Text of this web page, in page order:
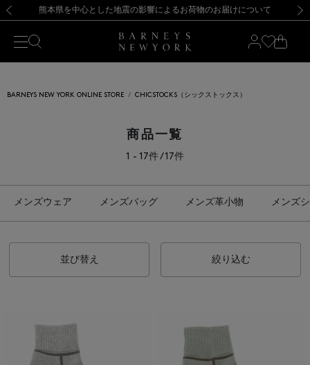
新規登録のお客様も対象！＜MY BARNEYS＞会員のお客様は11,000円（税込）以上のお買上げで常時送料無料！お買い物の際は会員登録を！
【夏季休業に伴う返品・交換承り一時停止のお知らせ】（2026.8.5）
熊本県を中心とした地震の影響によるお荷物のお届けについて
【開催中】SUMMER SALEのご案内・ご注意事項 新規登録のお客様も対象！＜MY BARNEYS＞会員のお客様は11,000円（税込）以上のお買上げで常時送料無料！お買い物の際は会員登録を！
【夏季休業に伴う返品・交換承り一時停止のお知らせ】（2026.8.5）
BARNEYS NEW YORK ONLINE STORE CHICSTOCKS（シックストックス）
商品一覧
1 - 17件 / 17件
メンズウェア メンズバッグ メンズ革小物 メンズ
並び替え 絞り込む